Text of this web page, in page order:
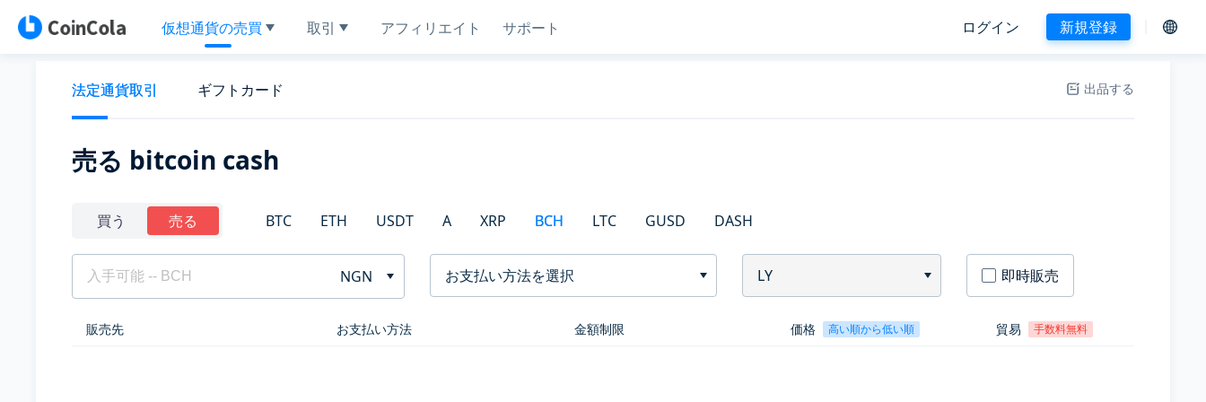
仮想通貨の売買 取引 アフィリエイト サポート ログイン 新規登録
法定通貨取引 ギフトカード 出品する
売る bitcoin cash
買う 売る BTC ETH USDT A XRP BCH LTC GUSD DASH
NGN お支払い方法を選択 LY 即時販売
販売先 お支払い方法 金額制限 価格 高い順から低い順 貿易 手数料無料